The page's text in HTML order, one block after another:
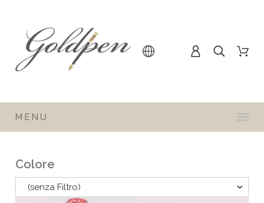
MENU
Colore
(senza Filtro)